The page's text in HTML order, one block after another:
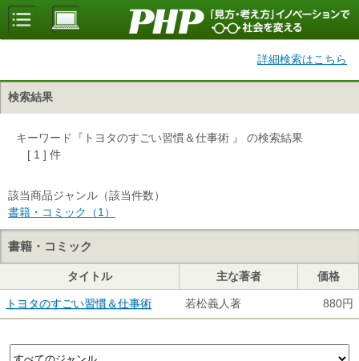
詳細検索はこちら
検索結果
キーワード『トヨタのすごい習慣＆仕事術 』 の検索結果
[ 1 ] 件
該当商品ジャンル（該当件数）
書籍・コミック（1）
書籍・コミック
タイトル 主な著者 価格
トヨタのすごい習慣＆仕事術 若松義人著 880円